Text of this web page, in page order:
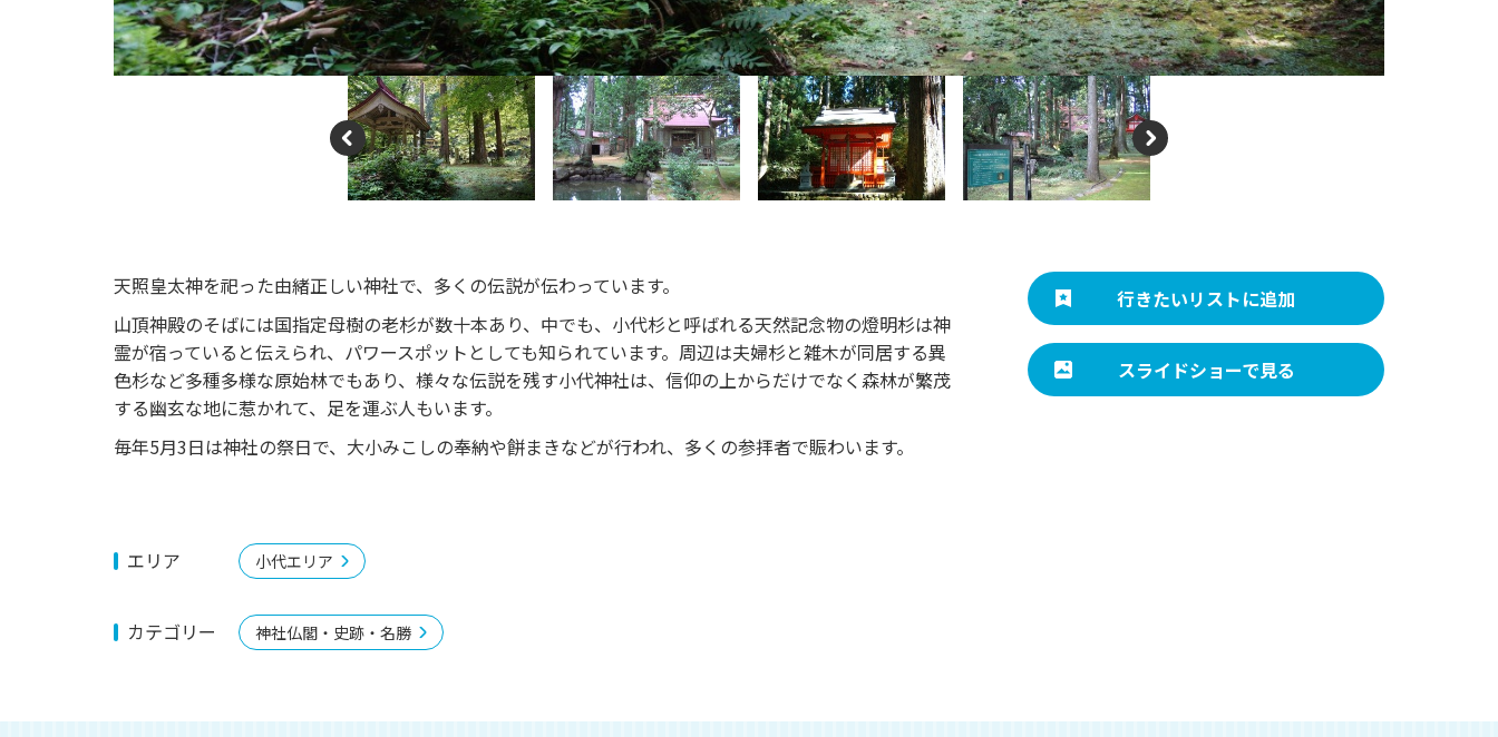
P
re
o
u
s
N
e
天照皇太神を祀った由緒正しい神社で、多くの伝説が伝わっています。
山頂神殿のそばには国指定母樹の老杉が数十本あり、中でも、小代杉と呼ばれる天然記念物の燈明杉は神
霊が宿っていると伝えられ、パワースポットとしても知られています。周辺は夫婦杉と雑木が同居する異
色杉など多種多様な原始林でもあり、様々な伝説を残す小代神社は、信仰の上からだけでなく森林が繁茂
する幽玄な地に惹かれて、足を運ぶ人もいます。
毎年5月3日は神社の祭日で、大小みこしの奉納や餅まきなどが行われ、多くの参拝者で賑わいます。
エリア 小代エリア
カテゴリー 神社仏閣・史跡・名勝
行きたいリストに追加
スライドショーで見る